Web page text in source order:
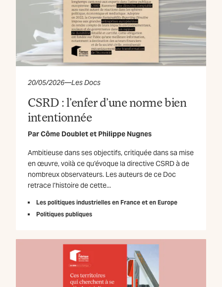
20/05/2026—Les Docs
CSRD : l’enfer d’une norme bien
intentionnée
ParCôme Doubletet Philippe Nugnes
Ambitieuse dans ses objectifs, critiquée dans sa mise
en œuvre, voilà ce qu’évoque la directive CSRD à de
nombreux observateurs. Les auteurs de ce Doc
retrace l’histoire de cette...
Les politiques industrielles en France et en Europe
Politiques publiques